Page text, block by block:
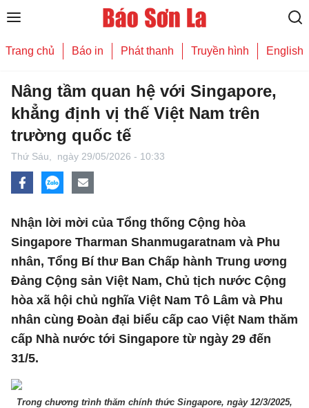
Trang chủ Báo in Phát thanh Truyền hình English
Nâng tầm quan hệ với Singapore,
khẳng định vị thế Việt Nam trên
trường quốc tế
Thứ Sáu, ngày 29/05/2026 - 10:33
Nhận lời mời của Tổng thống Cộng hòa
Singapore Tharman Shanmugaratnam và Phu
nhân, Tổng Bí thư Ban Chấp hành Trung ương
Đảng Cộng sản Việt Nam, Chủ tịch nước Cộng
hòa xã hội chủ nghĩa Việt Nam Tô Lâm và Phu
nhân cùng Đoàn đại biểu cấp cao Việt Nam thăm
cấp Nhà nước tới Singapore từ ngày 29 đến
31/5.
Trong chương trình thăm chính thức Singapore, ngày 12/3/2025,